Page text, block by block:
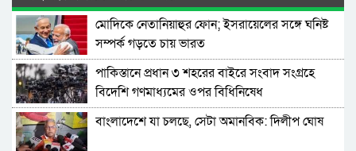
মোদিকে নেতানিয়াহুর ফোন; ইসরায়েলের সঙ্গে ঘনিষ্ট
সম্পর্ক গড়তে চায় ভারত
পাকিস্তানে প্রধান ৩ শহরের বাইরে সংবাদ সংগ্রহে
বিদেশি গণমাধ্যমের ওপর বিধিনিষেধ
বাংলাদেশে যা চলছে, সেটা অমানবিক: দিলীপ ঘোষ